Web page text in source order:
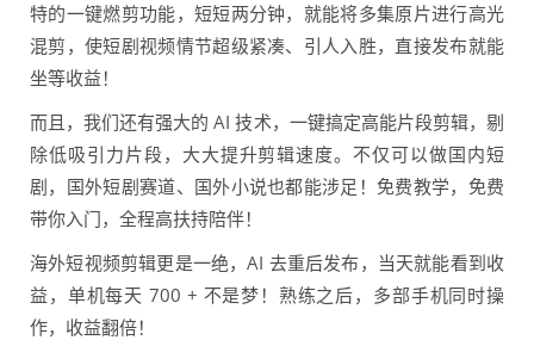
特的一键燃剪功能，短短两分钟，就能将多集原片进行高光
混剪，使短剧视频情节超级紧凑、引人入胜，直接发布就能
坐等收益！
而且，我们还有强大的 AI 技术，一键搞定高能片段剪辑，剔
除低吸引力片段，大大提升剪辑速度。不仅可以做国内短
剧，国外短剧赛道、国外小说也都能涉足！免费教学，免费
带你入门，全程高扶持陪伴！
海外短视频剪辑更是一绝，AI 去重后发布，当天就能看到收
益，单机每天 700 + 不是梦！熟练之后，多部手机同时操
作，收益翻倍！